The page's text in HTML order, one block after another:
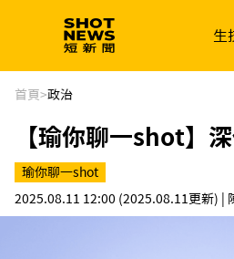
生
生技 政治
新南向 體育
首頁>政治
【瑜你聊一shot】
瑜你聊一shot
2025.08.11 12:00 (2025.08.11更新) |